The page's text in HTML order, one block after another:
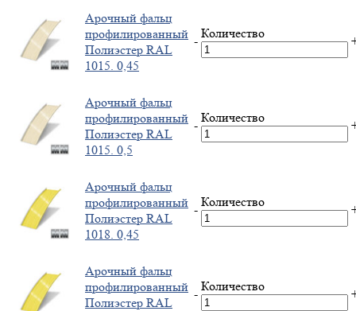
Арочный фальц
профилированный
Полиэстер RAL
1015. 0,45
-
Количество
Арочный фальц
профилированный
Полиэстер RAL
1015. 0,5
-
Количество
Арочный фальц
профилированный
Полиэстер RAL
1018. 0,45
-
Количество
Арочный фальц
профилированный
Полиэстер RAL
-
Количество